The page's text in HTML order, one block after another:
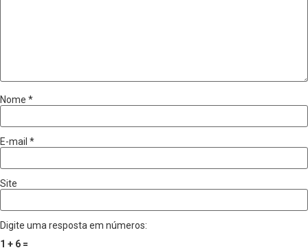
Nome *
E-mail *
Site
Digite uma resposta em números:
1 + 6 =